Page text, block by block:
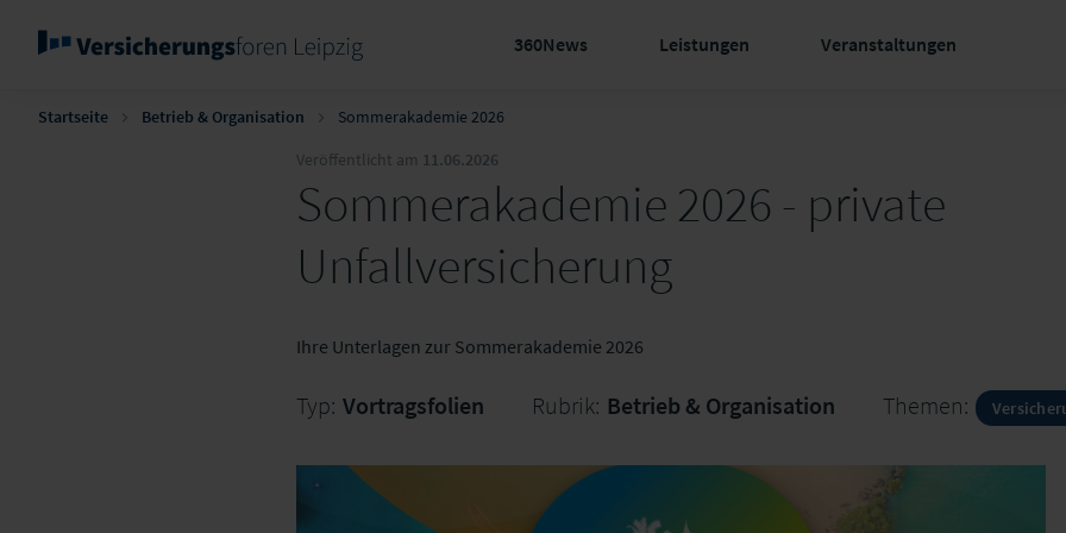
360News Leistungen Veranstaltungen
Startseite Betrieb & Organisation
Sommerakademie 2026
Veröffentlicht am 11.06.2026
Sommerakademie 2026 - private
Unfallversicherung
Ihre Unterlagen zur Sommerakademie 2026
Typ: Vortragsfolien Rubrik: Betrieb & Organisation Themen: